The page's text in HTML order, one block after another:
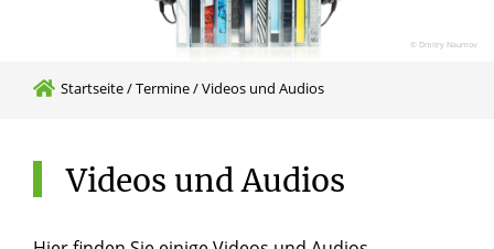
© Dmitry Naumov
Startseite/Termine/Videos und Audios
Videos undAudios